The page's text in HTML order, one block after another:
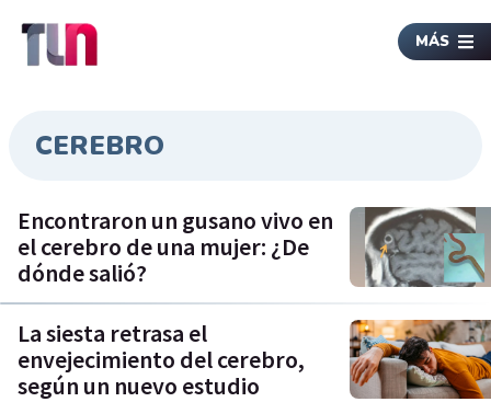
MÁS
CEREBRO
Encontraron un gusano vivo en
el cerebro de una mujer: ¿De
dónde salió?
La siesta retrasa el
envejecimiento del cerebro,
según un nuevo estudio